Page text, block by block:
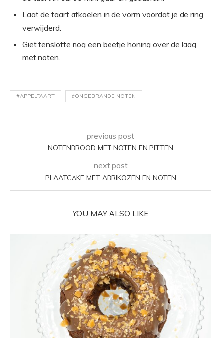
Laat de taart afkoelen in de vorm voordat je de ring
verwijderd.
Giet tenslotte nog een beetje honing over de laag
met noten.
#APPELTAART #ONGEBRANDE NOTEN
previous post
NOTENBROOD MET NOTEN EN PITTEN
next post
PLAATCAKE MET ABRIKOZEN EN NOTEN
YOU MAY ALSO LIKE